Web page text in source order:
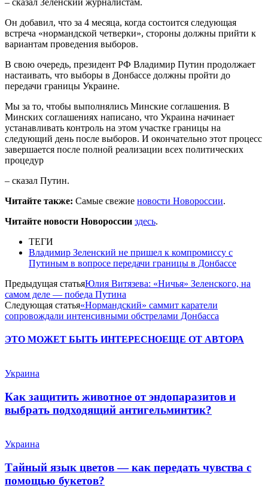
Он добавил, что за 4 месяца, когда состоится следующая
встреча «нормандской четверки», стороны должны прийти к
вариантам проведения выборов.
В свою очередь, президент РФ Владимир Путин продолжает
настаивать, что выборы в Донбассе должны пройти до
передачи границы Украине.
Мы за то, чтобы выполнялись Минские соглашения. В
Минских соглашениях написано, что Украина начинает
устанавливать контроль на этом участке границы на
следующий день после выборов. И окончательно этот процесс
завершается после полной реализации всех политических
процедур
– сказал Путин.
Читайте также: Самые свежие новости Новороссии.
Читайте новости Новороссии здесь.
ТЕГИ
Владимир Зеленский не пришел к компромиссу с
Путиным в вопросе передачи границы в Донбассе
Предыдущая статьяЮлия Витязева: «Ничья» Зеленского, на
самом деле — победа Путина
Следующая статья«Нормандский» саммит каратели
сопровождали интенсивными обстрелами Донбасса
ЭТО МОЖЕТ БЫТЬ ИНТЕРЕСНОЕЩЕ ОТ АВТОРА
Украина
Как защитить животное от эндопаразитов и
выбрать подходящий антигельминтик?
Украина
Тайный язык цветов — как передать чувства с
помощью букетов?